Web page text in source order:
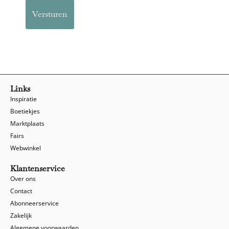
Links
Inspiratie
Boetiekjes
Marktplaats
Fairs
Webwinkel
Klantenservice
Over ons
Contact
Abonneerservice
Zakelijk